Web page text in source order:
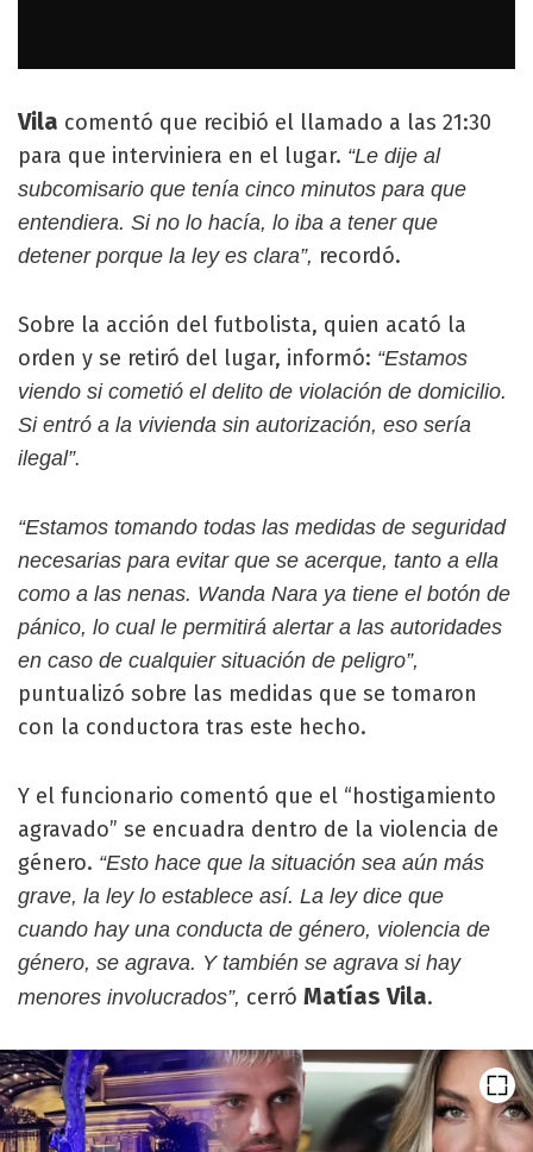
Vila comentó que recibió el llamado a las 21:30
para que interviniera en el lugar. “Le dije al
subcomisario que tenía cinco minutos para que
entendiera. Si no lo hacía, lo iba a tener que
detener porque la ley es clara”, recordó.
Sobre la acción del futbolista, quien acató la
orden y se retiró del lugar, informó: “Estamos
viendo si cometió el delito de violación de domicilio.
Si entró a la vivienda sin autorización, eso sería
ilegal”.
“Estamos tomando todas las medidas de seguridad
necesarias para evitar que se acerque, tanto a ella
como a las nenas. Wanda Nara ya tiene el botón de
pánico, lo cual le permitirá alertar a las autoridades
en caso de cualquier situación de peligro”,
puntualizó sobre las medidas que se tomaron
con la conductora tras este hecho.
Y el funcionario comentó que el “hostigamiento
agravado” se encuadra dentro de la violencia de
género. “Esto hace que la situación sea aún más
grave, la ley lo establece así. La ley dice que
cuando hay una conducta de género, violencia de
género, se agrava. Y también se agrava si hay
menores involucrados”, cerró Matías Vila.